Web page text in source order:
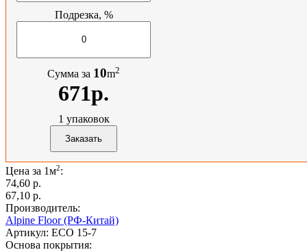
Подрезка, %
Сумма за 10m2
671р.
1 упаковок
Цена за 1м2:
74,60 p.
67,10 p.
Производитель:
Alpine Floor (РФ-Китай)
Артикул: ECO 15-7
Основа покрытия: